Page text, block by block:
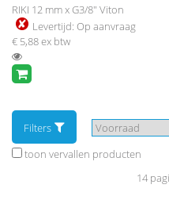
RIKI 12 mm x G3/8" Viton
Levertijd: Op aanvraag
€ 5,88ex btw
Filters
toon vervallen producten
14